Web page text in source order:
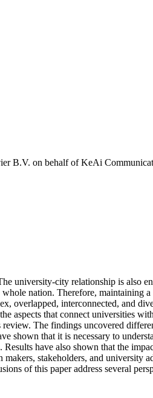
B.V. on behalf of KeAi
university-city relationship is also
nation. Therefore, maintaining
overlapped, interconnected, and
aspects that connect universities
The findings uncovered
shown that it is necessary to
have also shown that the
stakeholders, and university
of this paper address several